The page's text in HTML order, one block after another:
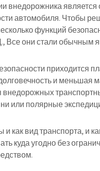
внедорожника является
автомобиля. Чтобы
функций
Все они стали обычным
приходится
и меньшая
или полярные
как вид транспорта, и
куда угодно без